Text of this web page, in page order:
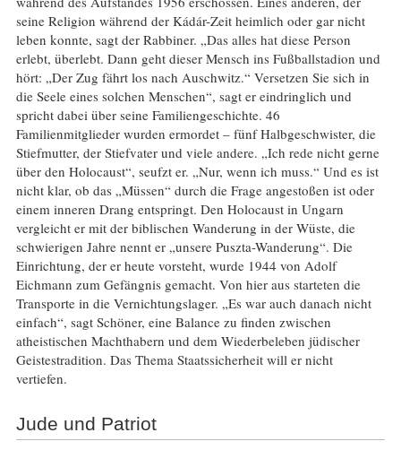
seine Religion während der Kádár-Zeit heimlich oder gar nicht
leben konnte, sagt der Rabbiner. „Das alles hat diese Person
erlebt, überlebt. Dann geht dieser Mensch ins Fußballstadion und
hört: „Der Zug fährt los nach Auschwitz.“ Versetzen Sie sich in
die Seele eines solchen Menschen“, sagt er eindringlich und
spricht dabei über seine Familiengeschichte. 46
Familienmitglieder wurden ermordet – fünf Halbgeschwister, die
Stiefmutter, der Stiefvater und viele andere. „Ich rede nicht gerne
über den Holocaust“, seufzt er. „Nur, wenn ich muss.“ Und es ist
nicht klar, ob das „Müssen“ durch die Frage angestoßen ist oder
einem inneren Drang entspringt. Den Holocaust in Ungarn
vergleicht er mit der biblischen Wanderung in der Wüste, die
schwierigen Jahre nennt er „unsere Puszta-Wanderung“. Die
Einrichtung, der er heute vorsteht, wurde 1944 von Adolf
Eichmann zum Gefängnis gemacht. Von hier aus starteten die
Transporte in die Vernichtungslager. „Es war auch danach nicht
einfach“, sagt Schöner, eine Balance zu finden zwischen
atheistischen Machthabern und dem Wiederbeleben jüdischer
Geistestradition. Das Thema Staatssicherheit will er nicht
vertiefen.
Jude und Patriot